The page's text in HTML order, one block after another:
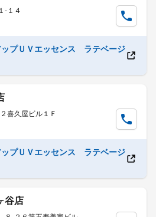
-１４
プＵＶエッセンス ラテベージ
喜久屋ビル１Ｆ
プＵＶエッセンス ラテベージ
谷店